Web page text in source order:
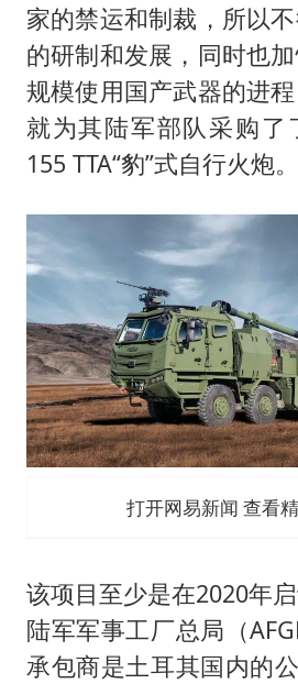
台风白海
多所幼师
习近平心
家的禁运和制裁，所以
的研制和发展，同时也
规模使用国产武器的进
就为其陆军部队采购了
155 TTA“豹”式自行火炮。
打开网易新闻 查看
该项目至少是在2020年
陆军军事工厂总局（
承包商是土耳其国内的